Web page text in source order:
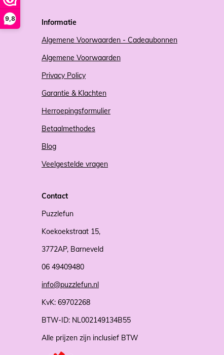
9,8
Informatie
Algemene Voorwaarden - Cadeaubonnen
Algemene Voorwaarden
Privacy Policy
Garantie & Klachten
Herroepingsformulier
Betaalmethodes
Blog
Veelgestelde vragen
Contact
Puzzlefun
Koekoekstraat 15,
3772AP, Barneveld
06 49409480
info@puzzlefun.nl
KvK: 69702268
BTW-ID: NL002149134B55
Alle prijzen zijn inclusief BTW